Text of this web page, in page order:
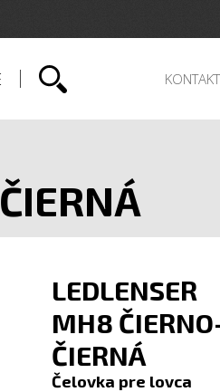
LEDLENSER
MH8
ČIERNÁ
Čelovka pre lovca